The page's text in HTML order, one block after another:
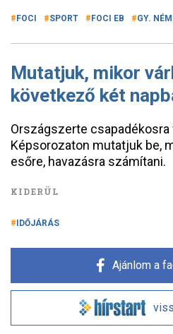
FOCI SPORT FOCI EB GY.
Mutatjuk, mikor
következő két
Országszerte
Képsorozaton mutatjuk be,
esőre, havazásra számítani.
KIDERÜL
IDŐJÁRÁS
Ajánlom a